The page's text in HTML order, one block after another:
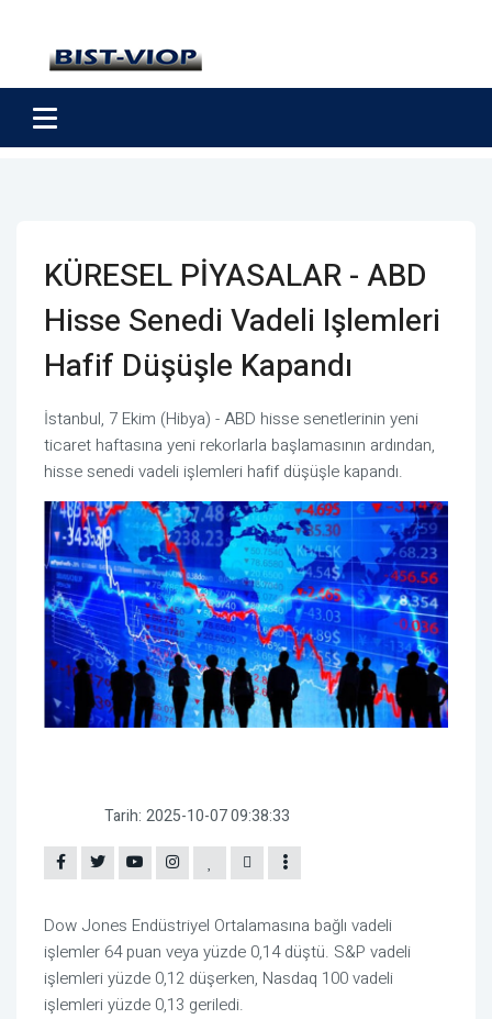
KÜRESEL PİYASALAR - ABD
Hisse Senedi Vadeli Işlemleri
Hafif Düşüşle Kapandı
İstanbul, 7 Ekim (Hibya) - ABD hisse senetlerinin yeni
ticaret haftasına yeni rekorlarla başlamasının ardından,
hisse senedi vadeli işlemleri hafif düşüşle kapandı.
Tarih: 2025-10-07 09:38:33
Dow Jones Endüstriyel Ortalamasına bağlı vadeli
işlemler 64 puan veya yüzde 0,14 düştü. S&P vadeli
işlemleri yüzde 0,12 düşerken, Nasdaq 100 vadeli
işlemleri yüzde 0,13 geriledi.